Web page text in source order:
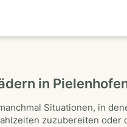
in
Situationen, in
zuzubereiten oder